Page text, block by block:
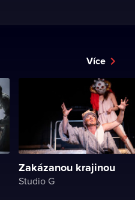
Více
Zakázanou krajinou
Studio G